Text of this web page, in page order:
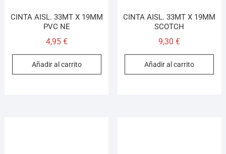
CINTA AISL. 33MT X 19MM
PVC NE
4,95 €
Añadir al carrito
CINTA AISL. 33MT X 19MM
SCOTCH
9,30€
Añadir al carrito